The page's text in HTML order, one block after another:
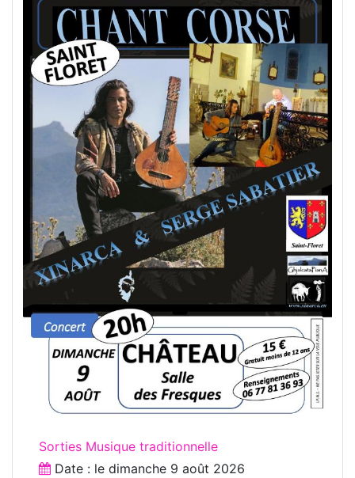
Sorties Musique traditionnelle
Date : le dimanche 9 août 2026